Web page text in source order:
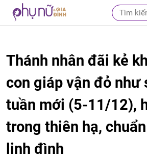
Thánh nhân đãi kẻ
con giáp vận đỏ như
tuần mới (5-11/12),
trong thiên hạ,
linh đình